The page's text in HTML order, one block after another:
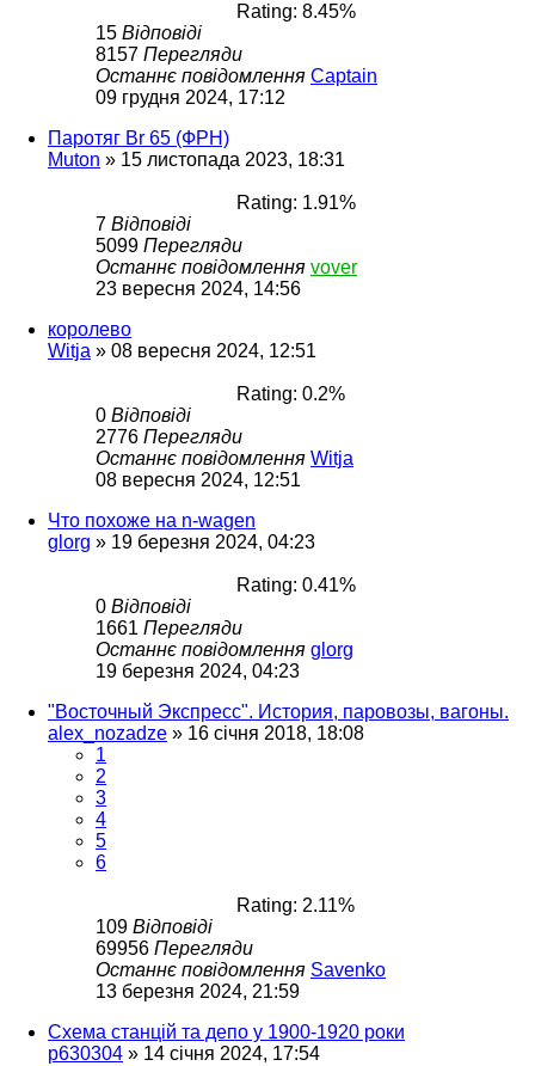
Rating: 8.45%
15 Відповіді
8157 Перегляди
Останнє повідомлення Captain
09 грудня 2024, 17:12
Паротяг Br 65 (ФРН)
Muton » 15 листопада 2023, 18:31
Rating: 1.91%
7 Відповіді
5099 Перегляди
Останнє повідомлення vover
23 вересня 2024, 14:56
королево
Witja » 08 вересня 2024, 12:51
Rating: 0.2%
0 Відповіді
2776 Перегляди
Останнє повідомлення Witja
08 вересня 2024, 12:51
Что похоже на n-wagen
glorg » 19 березня 2024, 04:23
Rating: 0.41%
0 Відповіді
1661 Перегляди
Останнє повідомлення glorg
19 березня 2024, 04:23
"Восточный Экспресс". История, паровозы, вагоны.
alex_nozadze » 16 січня 2018, 18:08
1
2
3
4
5
6
Rating: 2.11%
109 Відповіді
69956 Перегляди
Останнє повідомлення Savenko
13 березня 2024, 21:59
Схема станцій та депо у 1900-1920 роки
p630304 » 14 січня 2024, 17:54